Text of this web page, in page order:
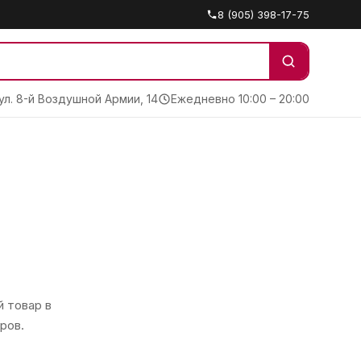
8 (905) 398-17-75
8-й Воздушной Армии, 14 Ежедневно 10:00 – 20:00
товар в